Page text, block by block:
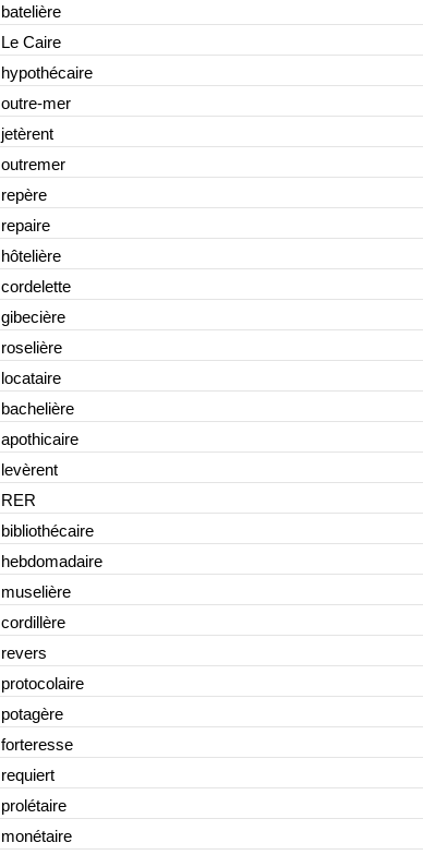
batelière
Le Caire
hypothécaire
outre-mer
jetèrent
outremer
repère
repaire
hôtelière
cordelette
gibecière
roselière
locataire
bachelière
apothicaire
levèrent
RER
bibliothécaire
hebdomadaire
muselière
cordillère
revers
protocolaire
potagère
forteresse
requiert
prolétaire
monétaire